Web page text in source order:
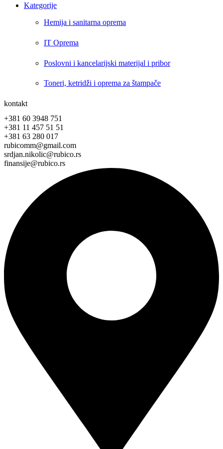
Kategorije
Hemija i sanitarna oprema
IT Oprema
Poslovni i kancelarijski materijal i pribor
Toneri, ketridži i oprema za štampače
kontakt
+381 60 3948 751
+381 11 457 51 51
+381 63 280 017
rubicomm@gmail.com
srdjan.nikolic@rubico.rs
finansije@rubico.rs